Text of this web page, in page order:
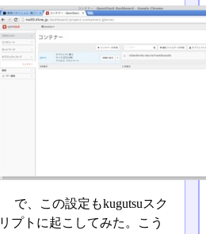
で、この設定もkugutsuスク
リプトに起こしてみた。こう